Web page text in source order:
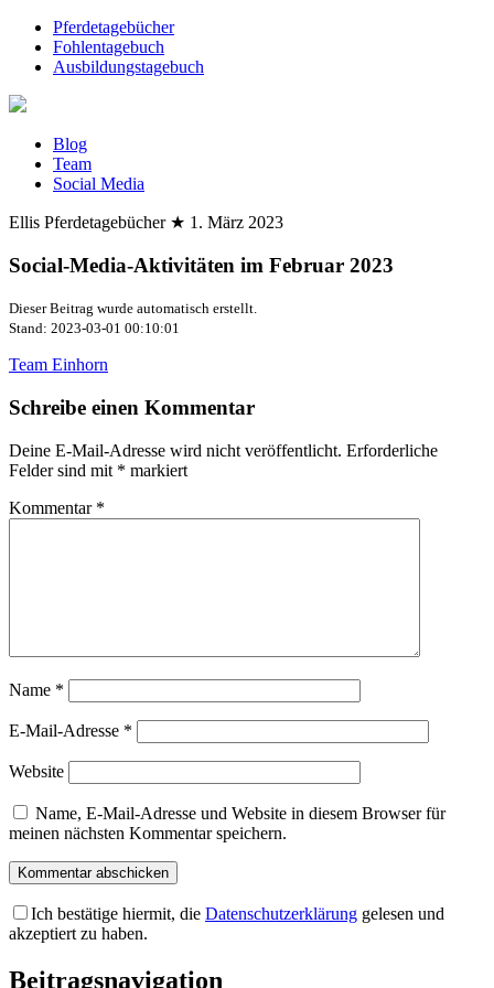
Pferdetagebücher
Fohlentagebuch
Ausbildungstagebuch
Blog
Team
Social Media
Ellis Pferdetagebücher ★ 1. März 2023
Social-Media-Aktivitäten im Februar 2023
Dieser Beitrag wurde automatisch erstellt.
Stand: 2023-03-01 00:10:01
Team Einhorn
Schreibe einen Kommentar
Deine E-Mail-Adresse wird nicht veröffentlicht. Erforderliche
Felder sind mit * markiert
Kommentar *
Name *
E-Mail-Adresse *
Website
Name, E-Mail-Adresse und Website in diesem Browser für
meinen nächsten Kommentar speichern.
Ich bestätige hiermit, die Datenschutzerklärung gelesen und
akzeptiert zu haben.
Beitragsnavigation